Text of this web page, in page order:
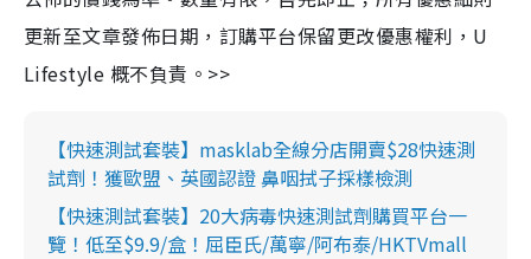
更新至文章發佈日期，訂購平台保留更改優惠權利，U
Lifestyle 概不負責。>>
【快速測試套裝】masklab全線分店開賣$28快速測
試劑！獲歐盟、英國認證 鼻咽拭子採樣檢測
【快速測試套裝】20大病毒快速測試劑購買平台一
覽！低至$9.9/盒！屈臣氏/萬寧/阿布泰/HKTVmall